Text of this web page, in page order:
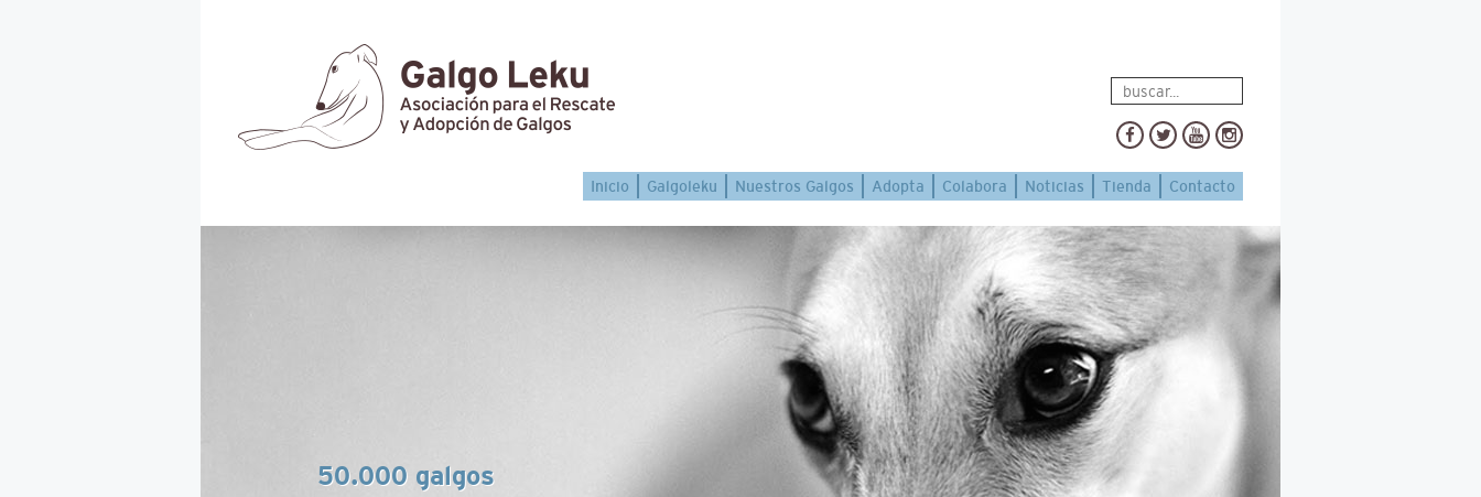
Inicio Galgoleku Nuestros Galgos Adopta Colabora Noticias Tienda Contacto
50.000 galgos